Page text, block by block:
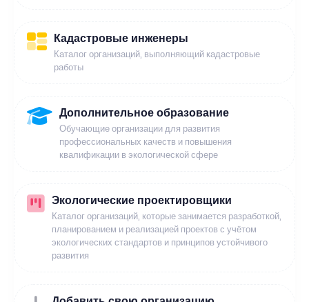
Кадастровые инженеры
Каталог организаций, выполняющий кадастровые
работы
Дополнительное образование
Обучающие организации для развития
профессиональных качеств и повышения
квалификации в экологической сфере
Экологические проектировщики
Каталог организаций, которые занимается разработкой,
планированием и реализацией проектов с учётом
экологических стандартов и принципов устойчивого
развития